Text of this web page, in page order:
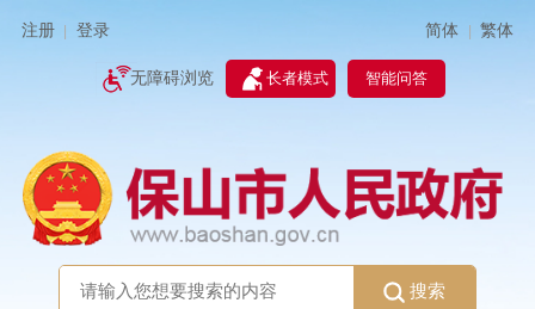
注册 登录 简体 | 繁体
无障碍浏览 长者模式 智能问答
搜索